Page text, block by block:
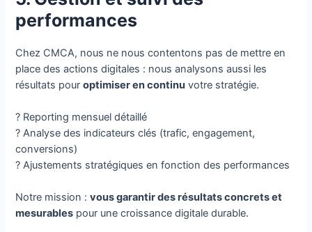
performances
Chez CMCA, nous ne nous contentons pas de mettre en
place des actions digitales : nous analysons aussi les
résultats pouroptimiser en continu votre stratégie.
? Reporting mensuel détaillé
? Analyse des indicateurs clés (trafic, engagement,
conversions)
? Ajustements stratégiques en fonction des performances
Notre mission :vous garantir des résultats concrets et
mesurables pour une croissance digitale durable.